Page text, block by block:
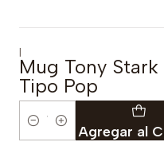
|
Mug Tony
Tipo Pop
Cantidad Agregar al